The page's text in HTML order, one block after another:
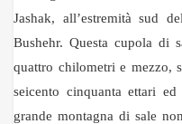
Jashak, all’estremità sud
Bushehr. Questa cupola di
quattro chilometri e mezzo,
seicento cinquanta ettari
grande montagna di sale